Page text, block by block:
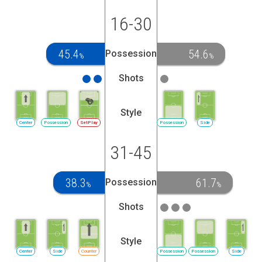
16-30
45.4% Possession 54.6 %
Shots
SetPlay
Possession
Center
Style
Possession Side
31-45
38.3 % Possession 61.7%
Shots
Counter
Side
Center
Style
Possession Possession Side